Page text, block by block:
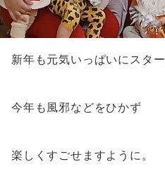
新年も元気いっぱいにスター
今年も風邪などをひかず
楽しくすごせますように。